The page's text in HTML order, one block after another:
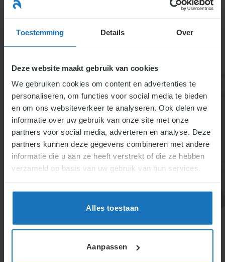
Toestemming Details Over
Deze website maakt gebruik van cookies
We gebruiken cookies om content en advertenties te
personaliseren, om functies voor social media te bieden
en om ons websiteverkeer te analyseren. Ook delen we
informatie over uw gebruik van onze site met onze
partners voor social media, adverteren en analyse. Deze
partners kunnen deze gegevens combineren met andere
informatie die u aan ze heeft verstrekt of die ze hebben
verzameld op basis van uw gebruik van hun services.
Alles toestaan
Aanpassen
naar
inhoud
1.2. Tot stand komen van de arbeidsovereenkomst
Een arbeidsovereenkomst komt tot stand bij
wederzijdse aanvaarding, schriftelijk of mondeling.
Nietigheid kan optreden bij strijd met de wet,
vernietigbaarheid bij dwang of bedrog. Na het sluiten
bepaalde gegevens aan de medewerker verstrekken.